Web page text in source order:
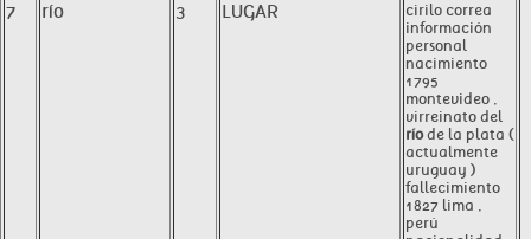
7 río 3 LUGAR
cirilo correa
información
personal
nacimiento
1795
montevideo ,
virreinato del
ríode la plata (
actualmente
uruguay )
fallecimiento
1827 lima ,
perú